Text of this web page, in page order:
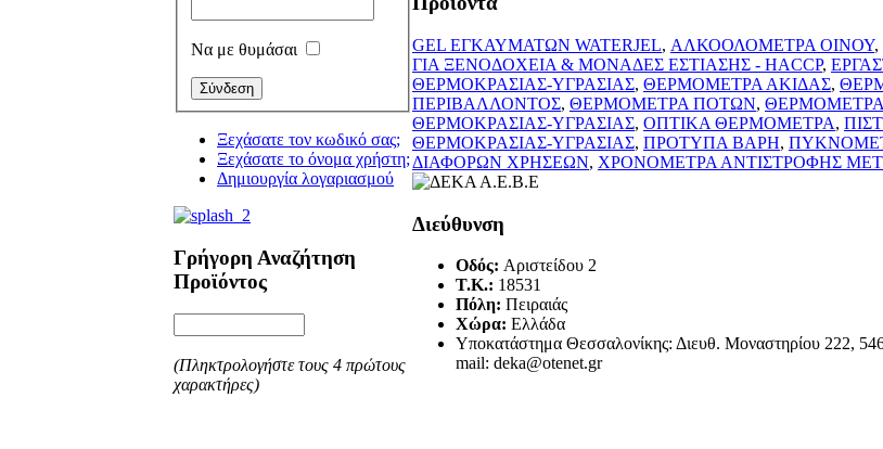
Να με θυμάσαι
Ξεχάσατε τον κωδικό σας;
Ξεχάσατε το όνομα χρήστη;
Δημιουργία λογαριασμού
Γρήγορη Αναζήτηση
Προϊόντος
(Πληκτρολογήστε τους 4 πρώτους
χαρακτήρες)
GEL ΕΓΚΑΥΜΑΤΩΝ WATERJEL, ΑΛΚΟΟΛΟΜΕΤΡΑ ΟΙΝΟΥ,
ΓΙΑ ΞΕΝΟΔΟΧΕΙΑ & ΜΟΝΑΔΕΣ ΕΣΤΙΑΣΗΣ - HACCP,
ΘΕΡΜΟΚΡΑΣΙΑΣ-ΥΓΡΑΣΙΑΣ, ΘΕΡΜΟΜΕΤΡΑ ΑΚΙΔΑΣ,
ΠΕΡΙΒΑΛΛΟΝΤΟΣ, ΘΕΡΜΟΜΕΤΡΑ ΠΟΤΩΝ,
ΘΕΡΜΟΚΡΑΣΙΑΣ-ΥΓΡΑΣΙΑΣ, ΟΠΤΙΚΑ ΘΕΡΜΟΜΕΤΡΑ,
ΘΕΡΜΟΚΡΑΣΙΑΣ-ΥΓΡΑΣΙΑΣ, ΠΡΟΤΥΠΑ ΒΑΡΗ,
ΔΙΑΦΟΡΩΝ ΧΡΗΣΕΩΝ, ΧΡΟΝΟΜΕΤΡΑ ΑΝΤΙΣΤΡΟΦΗΣ
Διεύθυνση
Οδός: Αριστείδου 2
T.K.: 18531
Πόλη: Πειραιάς
Χώρα: Ελλάδα
Υποκατάστημα Θεσσαλονίκης: Διευθ. Μοναστηρίου 222,
mail: deka@otenet.gr